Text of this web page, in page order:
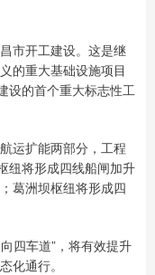
市开工建设。这是继
的重大基础设施项目
设的首个重大标志性工
运扩能两部分，工程
纽将形成四线船闸加升
葛洲坝枢纽将形成四
四车道”，将有效提升
化通行。